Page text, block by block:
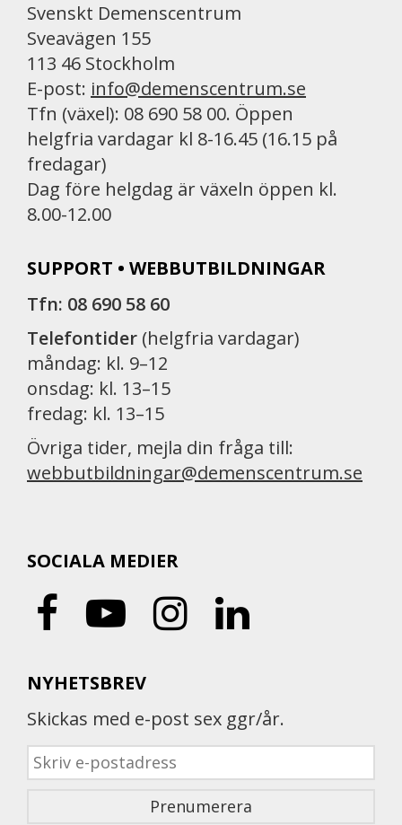
Svenskt Demenscentrum
Sveavägen 155
113 46 Stockholm
E-post: info@demenscentrum.se
Tfn (växel): 08 690 58 00. Öppen
helgfria vardagar kl 8-16.45 (16.15 på
fredagar)
Dag före helgdag är växeln öppen kl.
8.00-12.00
SUPPORT • WEBBUTBILDNINGAR
Tfn: 08 690 58 60
Telefontider (helgfria vardagar)
måndag: kl. 9–12
onsdag: kl. 13–15
fredag: kl. 13–15
Övriga tider, mejla din fråga till:
webbutbildningar@demenscentrum.se
SOCIALA MEDIER
NYHETSBREV
Skickas med e-post sex ggr/år.